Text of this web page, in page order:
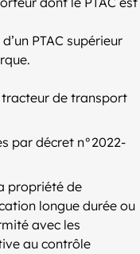
PTAC supérieur
tracteur de transport
par décret n°2022-
propriété de
longue durée ou
avec les
au contrôle